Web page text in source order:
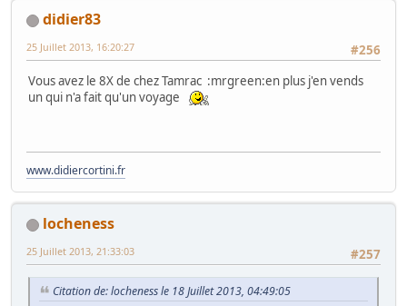
didier83
#256
25 Juillet 2013, 16:20:27
Vous avez le 8X de chez Tamrac :mrgreen:en plus j'en vends
un qui n'a fait qu'un voyage
www.didiercortini.fr
locheness
#257
25 Juillet 2013, 21:33:03
Citation de: locheness le 18 Juillet 2013, 04:49:05